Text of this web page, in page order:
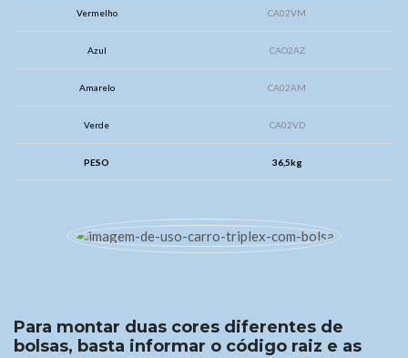
Vermelho CA02VM
Azul CAO2AZ
Amarelo CA02AM
Verde CA02VD
PESO 36,5kg
Para montar duas cores diferentes de
bolsas, basta informar o código raiz e as